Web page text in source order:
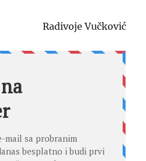
Radivoje Vučković